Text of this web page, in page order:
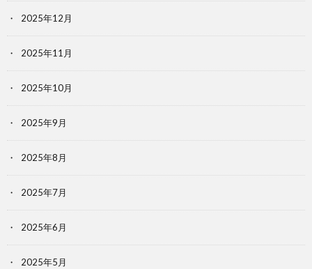
2025年12月
2025年11月
2025年10月
2025年9月
2025年8月
2025年7月
2025年6月
2025年5月